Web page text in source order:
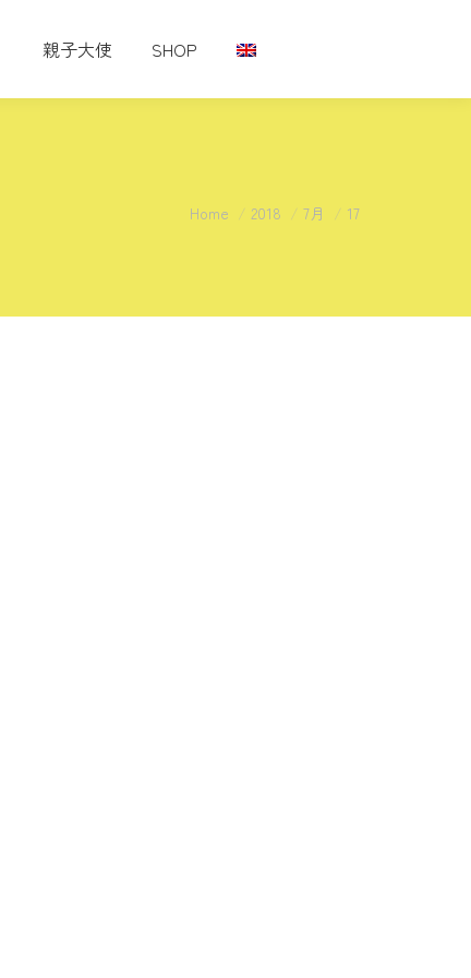
親子大使 SHOP
You are here:
Home 2018 7月 17